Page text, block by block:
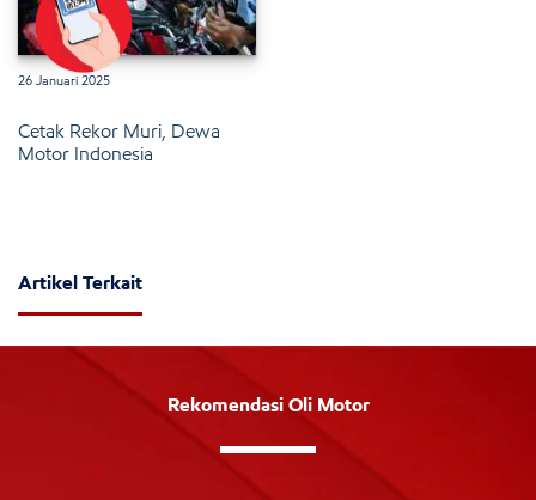
26 Januari 2025
Cetak Rekor Muri, Dewa
Motor Indonesia
Artikel Terkait
Rekomendasi Oli Motor